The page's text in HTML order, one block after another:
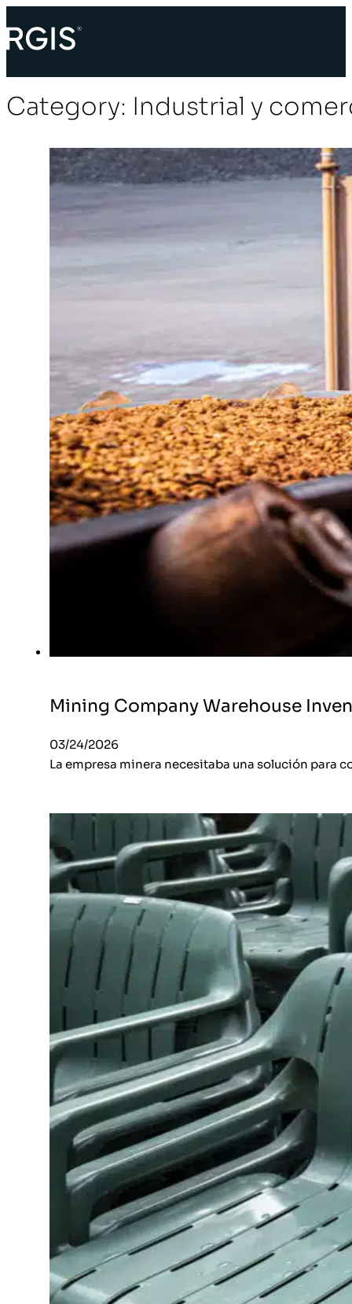
Category: Industrial y
Mining Company Warehouse
03/24/2026
La empresa minera necesitaba una solución para